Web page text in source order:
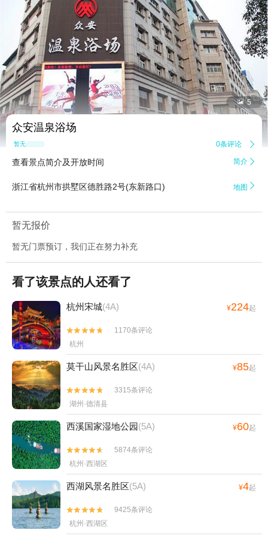
 5
众安温泉浴场
暂无点评 0条评论 
查看景点简介及开放时间 简介 
浙江省杭州市拱墅区德胜路2号(东新路口) 地图 
暂无报价
暂无门票预订，我们正在努力补充
看了该景点的人还看了
杭州宋城(4A) ¥224起


1170条评论
杭州
莫干山风景名胜区(4A) ¥85起


3315条评论
湖州·德清县
西溪国家湿地公园(5A) ¥60起


5874条评论
杭州·西湖区
西湖风景名胜区(5A) ¥4起


9425条评论
杭州·西湖区